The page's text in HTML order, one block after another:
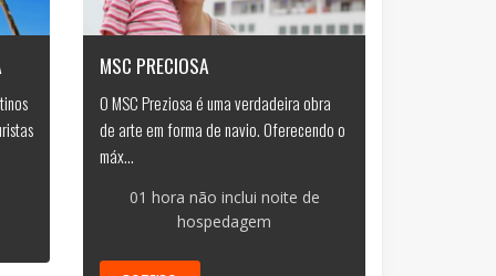
MSC PRECIOSA
O MSC Preziosa é uma verdadeira obra
de arte em forma de navio. Oferecendo o
máx...
01 hora não inclui noite de
hospedagem